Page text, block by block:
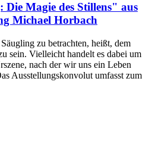
Die Magie des Stillens" aus
Michael Horbach
zu betrachten, heißt, dem
sein. Vielleicht handelt es dabei um
nach der wir uns ein Leben
Ausstellungskonvolut umfasst zum